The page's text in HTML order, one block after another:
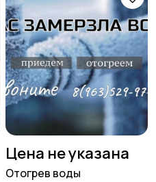
Цена не указана
Отогрев воды